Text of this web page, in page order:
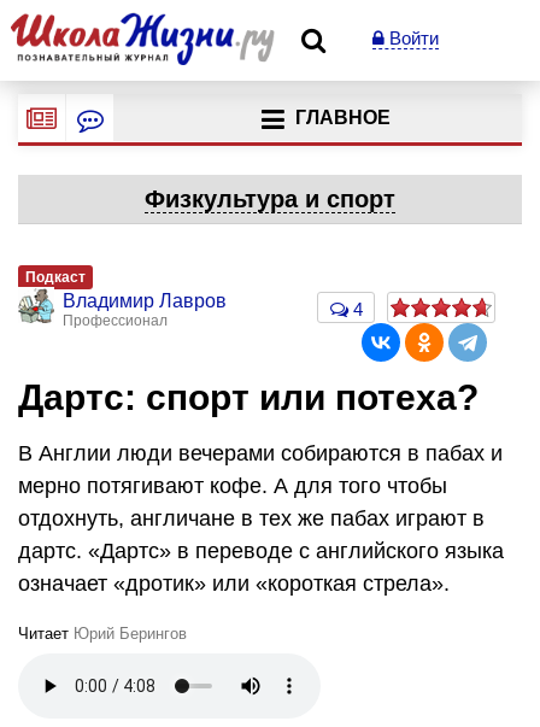
Войти
ГЛАВНОЕ
Физкультура и спорт
Подкаст
Владимир Лавров
Профессионал
4
Дартс: спорт или потеха?
В Англии люди вечерами собираются в пабах и
мерно потягивают кофе. А для того чтобы
отдохнуть, англичане в тех же пабах играют в
дартс. «Дартс» в переводе с английского языка
означает «дротик» или «короткая стрела».
Читает Юрий Берингов